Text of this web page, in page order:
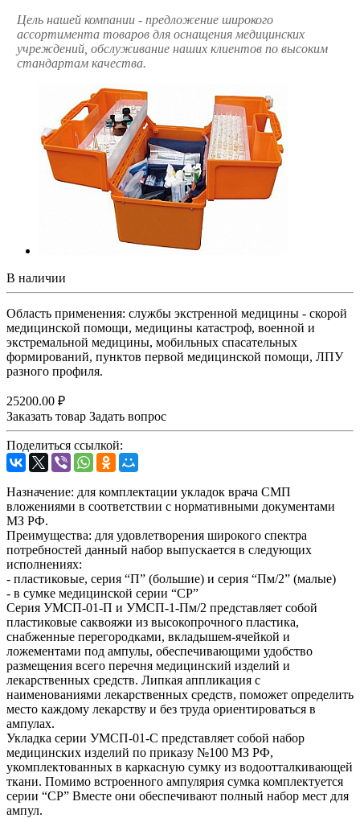
Цель нашей компании - предложение широкого
ассортимента товаров для оснащения медицинских
учреждений, обслуживание наших клиентов по высоким
стандартам качества.
В наличии
Область применения: службы экстренной медицины - скорой
медицинской помощи, медицины катастроф, военной и
экстремальной медицины, мобильных спасательных
формирований, пунктов первой медицинской помощи, ЛПУ
разного профиля.
25200.00 ₽
Заказать товар Задать вопрос
Поделиться ссылкой:
Назначение: для комплектации укладок врача СМП
вложениями в соответствии с нормативными документами
МЗ РФ.
Преимущества: для удовлетворения широкого спектра
потребностей данный набор выпускается в следующих
исполнениях:
- пластиковые, серия “П” (большие) и серия “Пм/2” (малые)
- в сумке медицинской серии “СР”
Серия УМСП-01-П и УМСП-1-Пм/2 представляет собой
пластиковые саквояжи из высокопрочного пластика,
снабженные перегородками, вкладышем-ячейкой и
ложементами под ампулы, обеспечивающими удобство
размещения всего перечня медицинский изделий и
лекарственных средств. Липкая аппликация с
наименованиями лекарственных средств, поможет определить
место каждому лекарству и без труда ориентироваться в
ампулах.
Укладка серии УМСП-01-С представляет собой набор
медицинских изделий по приказу №100 МЗ РФ,
укомплектованных в каркасную сумку из водоотталкивающей
ткани. Помимо встроенного ампулярия сумка комплектуется
серии “СР” Вместе они обеспечивают полный набор мест для
ампул.